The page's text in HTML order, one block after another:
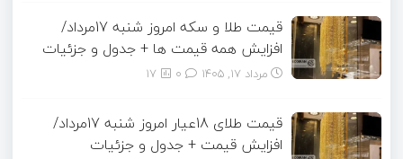
قیمت طلا و سکه امروز شنبه 17مرداد/
افزایش همه قیمت ها + جدول و جزئیات
مرداد ۱۷, ۱۴۰۵ 17
قیمت طلای 18عیار امروز شنبه 17مرداد/
افزایش قیمت + جدول و جزئیات